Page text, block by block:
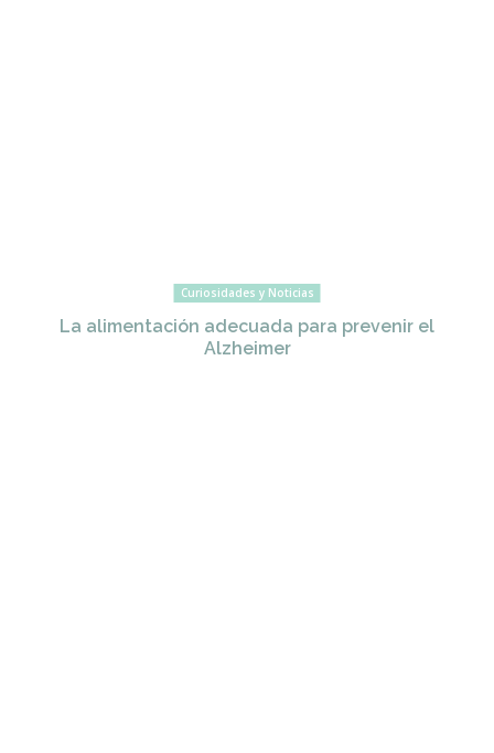
Curiosidades y Noticias
La alimentación adecuada para prevenir el
Alzheimer